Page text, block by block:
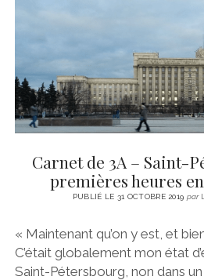
MÉDIAS
SANTÉ
Carnet de 3A – Saint-
premières heures
PUBLIÉ LE 31 OCTOBRE 2019 par
« Maintenant qu’on y est, et
C’était globalement mon état
Saint-Pétersbourg, non dans